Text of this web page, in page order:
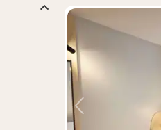
Vorige foto